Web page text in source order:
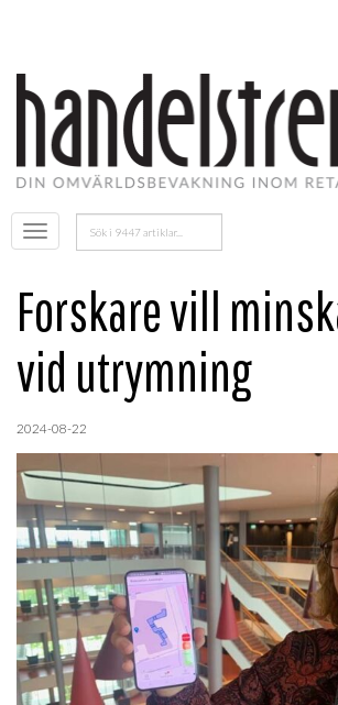
Öppna
menyn
Sök
efter:
Forskare vill
vid utrymning
2024-08-22